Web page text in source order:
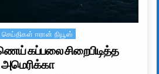
in ஈரான் நியூஸ்
கப்பலை சிறைபிடித்த
அமெரிக்கா